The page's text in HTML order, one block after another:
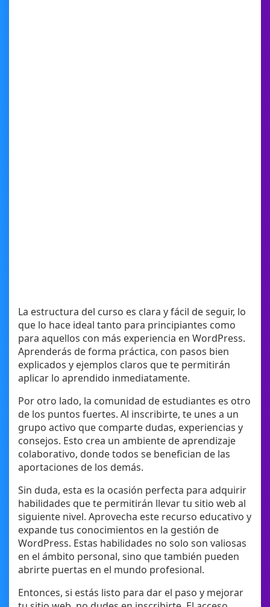
La estructura del curso es clara y fácil de seguir, lo
que lo hace ideal tanto para principiantes como
para aquellos con más experiencia en WordPress.
Aprenderás de forma práctica, con pasos bien
explicados y ejemplos claros que te permitirán
aplicar lo aprendido inmediatamente.
Por otro lado, la comunidad de estudiantes es otro
de los puntos fuertes. Al inscribirte, te unes a un
grupo activo que comparte dudas, experiencias y
consejos. Esto crea un ambiente de aprendizaje
colaborativo, donde todos se benefician de las
aportaciones de los demás.
Sin duda, esta es la ocasión perfecta para adquirir
habilidades que te permitirán llevar tu sitio web al
siguiente nivel. Aprovecha este recurso educativo y
expande tus conocimientos en la gestión de
WordPress. Estas habilidades no solo son valiosas
en el ámbito personal, sino que también pueden
abrirte puertas en el mundo profesional.
Entonces, si estás listo para dar el paso y mejorar